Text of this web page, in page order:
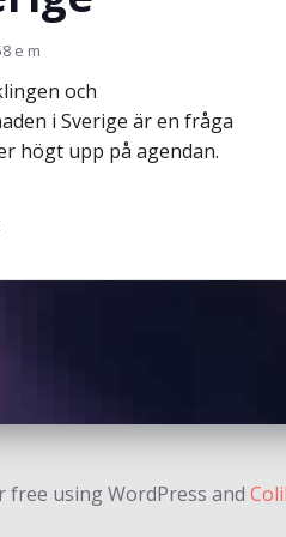
e m
och
i Sverige är en fråga
högt upp på agendan.
free using WordPress and